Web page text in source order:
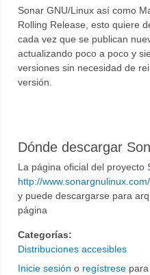
Sonar GNU/Linux así como
Rolling Release, esto quiere
cada vez que se publican
actualizando poco a poco y
versiones sin necesidad de
versión.
Dónde descargar
La página oficial del proyecto
http://www.sonargnulinux.com/
y puede descargarse para
página
Categorías:
Distribuciones accesibles
Inicie sesión o regístrese